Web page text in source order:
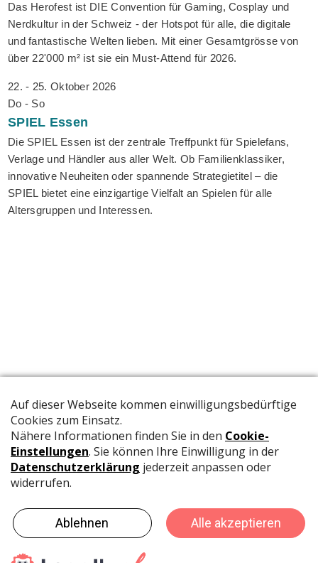
Das Herofest ist DIE Convention für Gaming, Cosplay und
Nerdkultur in der Schweiz - der Hotspot für alle, die digitale
und fantastische Welten lieben. Mit einer Gesamtgrösse von
über 22'000 m² ist sie ein Must-Attend für 2026.
22. - 25. Oktober 2026
Do - So
SPIEL Essen
Die SPIEL Essen ist der zentrale Treffpunkt für Spielefans,
Verlage und Händler aus aller Welt. Ob Familienklassiker,
innovative Neuheiten oder spannende Strategietitel – die
SPIEL bietet eine einzigartige Vielfalt an Spielen für alle
Altersgruppen und Interessen.
Die offizielle Publikation der Schweizer Papeterien informiert
Meldungen aus der Branche.